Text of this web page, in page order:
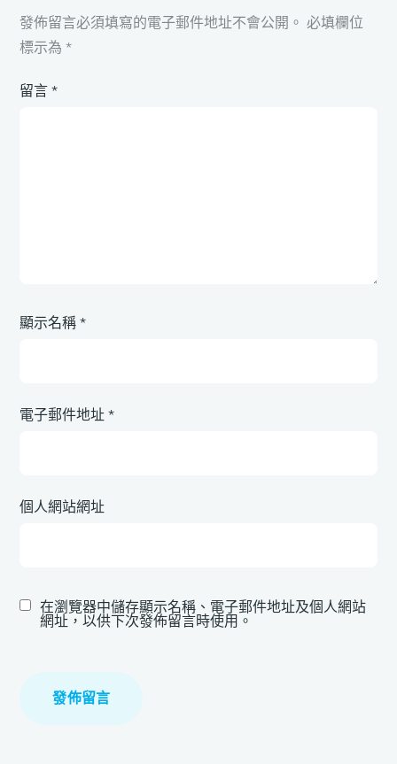
發佈留言必須填寫的電子郵件地址不會公開。 必填欄位
標示為*
留言*
顯示名稱*
電子郵件地址*
個人網站網址
在瀏覽器中儲存顯示名稱、電子郵件地址及個人網站
網址，以供下次發佈留言時使用。